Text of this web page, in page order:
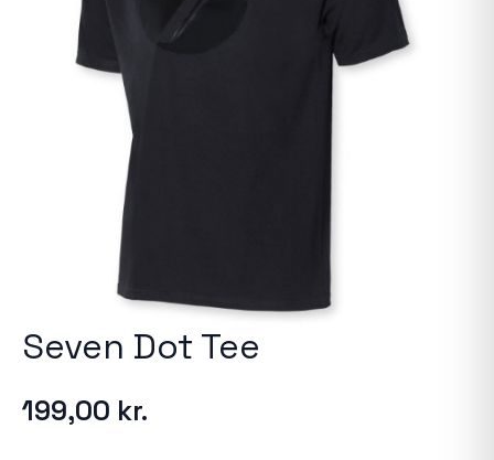
Seven Dot Tee
199,00 kr.